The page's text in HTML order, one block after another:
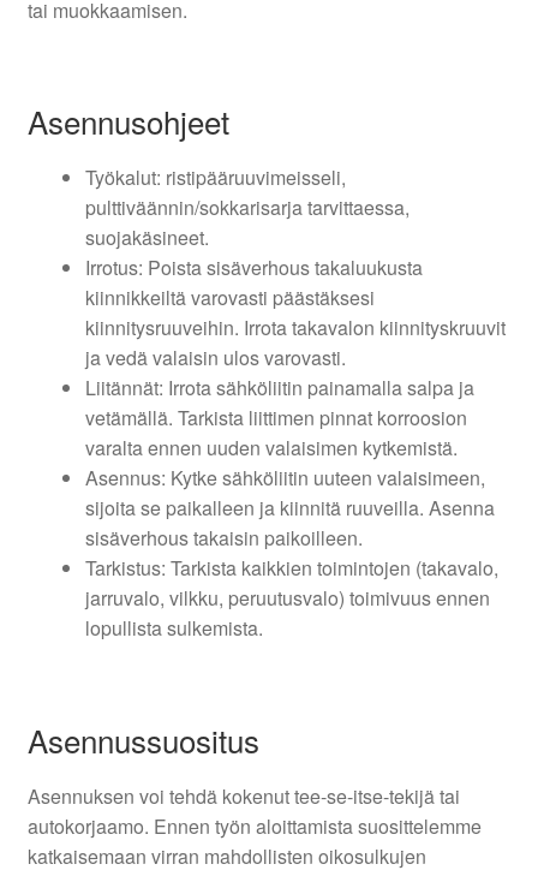
tai muokkaamisen.
Asennusohjeet
Työkalut: ristipääruuvimeisseli,
pulttiväännin/sokkarisarja tarvittaessa,
suojakäsineet.
Irrotus: Poista sisäverhous takaluukusta
kiinnikkeiltä varovasti päästäksesi
kiinnitysruuveihin. Irrota takavalon kiinnityskruuvit
ja vedä valaisin ulos varovasti.
Liitännät: Irrota sähköliitin painamalla salpa ja
vetämällä. Tarkista liittimen pinnat korroosion
varalta ennen uuden valaisimen kytkemistä.
Asennus: Kytke sähköliitin uuteen valaisimeen,
sijoita se paikalleen ja kiinnitä ruuveilla. Asenna
sisäverhous takaisin paikoilleen.
Tarkistus: Tarkista kaikkien toimintojen (takavalo,
jarruvalo, vilkku, peruutusvalo) toimivuus ennen
lopullista sulkemista.
Asennussuositus
Asennuksen voi tehdä kokenut tee-se-itse-tekijä tai
autokorjaamo. Ennen työn aloittamista suosittelemme
katkaisemaan virran mahdollisten oikosulkujen